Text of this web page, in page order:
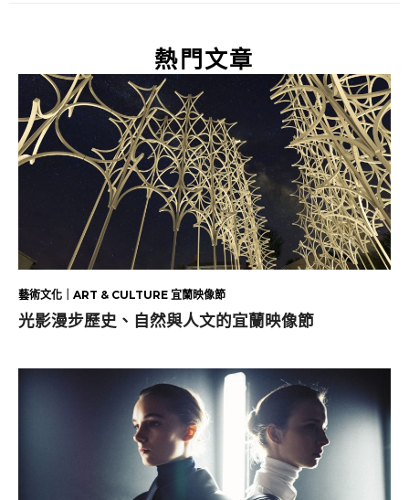
熱門文章
藝術文化｜ART & CULTURE 宜蘭映像節
光影漫步歷史、自然與人文的宜蘭映像節